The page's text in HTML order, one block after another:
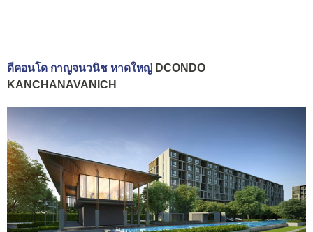
ดีคอนโด กาญจนวนิช หาดใหญ่ DCONDO
KANCHANAVANICH